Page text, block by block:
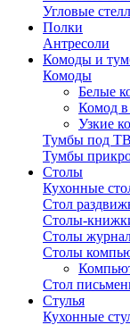
Угловые
Полки
Антресоли
Комоды и
Комоды
Белые
Комод
Узкие
Тумбы под ТВ
Тумбы
Столы
Кухонные
Стол
Столы-
Столы
Столы
Стол
Стулья
Кухонные